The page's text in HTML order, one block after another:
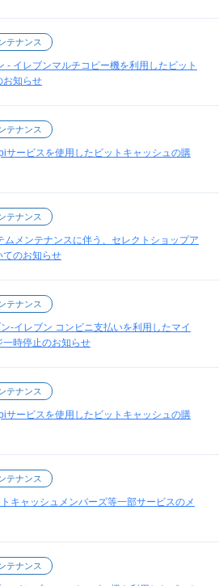
テナンス
- イレブンマルチコピー機を利用したビット
お知らせ
テナンス
サービスを使用したビットキャッシュの購
テナンス
ムメンテナンスに伴う、セレクトショップア
てのお知らせ
テナンス
‐イレブン コンビニ支払いを利用したマイ
一時停止のお知らせ
テナンス
サービスを使用したビットキャッシュの購
テナンス
キャッシュメンバーズ等一部サービスのメ
テナンス